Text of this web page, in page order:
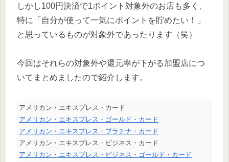
しかし100円決済で1ポイント対象外のお店も多く、
特に「自分が使って一気にポイントを貯めたい！」
と思っているものが対象外であったります（笑）
今回はそれらの対象外や還元率が下がる加盟店につ
いてまとめましたので紹介します。
アメリカン・エキスプレス・カード
アメリカン・エキスプレス・ゴールド・カード
アメリカン・エキスプレス・プラチナ・カード
アメリカン・エキスプレス・ビジネス・カード
アメリカン・エキスプレス・ビジネス・ゴールド・カード